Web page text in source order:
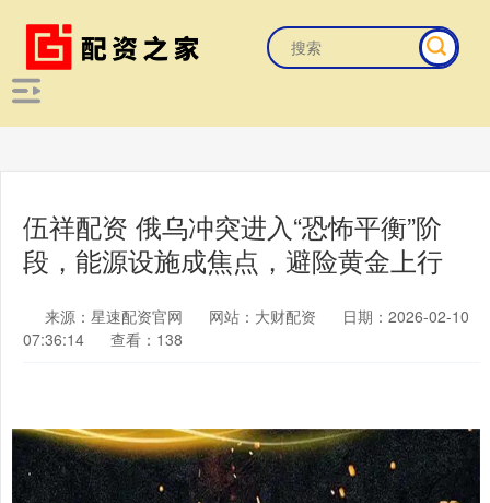
伍祥配资 俄乌冲突进入“恐怖平衡”阶
段，能源设施成焦点，避险黄金上行
来源：星速配资官网 网站：大财配资
日期：2026-02-10
07:36:14
查看：138